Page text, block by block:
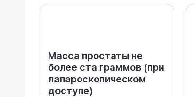
Масса простаты не
более ста граммов (при
лапароскопическом
доступе)